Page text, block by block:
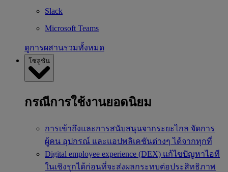
Slack
Microsoft Teams
ดูการผสานรวมทั้งหมด
โซลูชัน
กรณีการใช้งานยอดนิยม
การเข้าถึงและการสนับสนุนจากระยะไกล จัดการ
ผู้คน อุปกรณ์ และแอปพลิเคชันต่างๆ ได้จากทุกที่
Digital employee experience (DEX) แก้ไขปัญหาไอที
ในเชิงรุกได้ก่อนที่จะส่งผลกระทบต่อประสิทธิภาพ